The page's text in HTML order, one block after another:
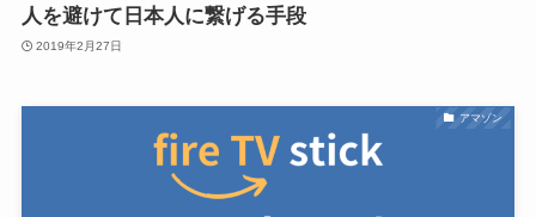
人を避けて日本人に繋げる手段
2019年2月27日
アマゾン